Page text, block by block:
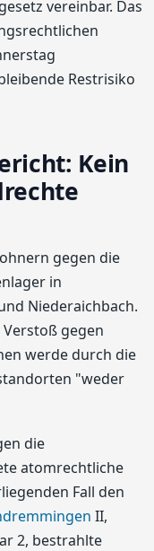
vereinbar. Das
Restrisiko
Kein
gegen die
in
Niederaichbach.
gegen
werde durch die
"weder
die
atomrechtliche
Fall den
II,
2, bestrahlte